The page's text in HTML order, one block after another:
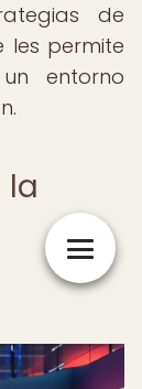
de
les permite
entorno
la